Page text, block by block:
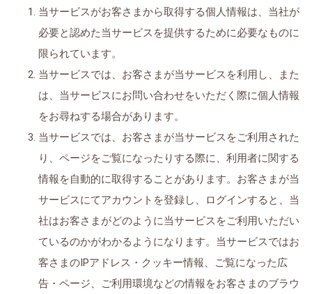
当サービスがお客さまから取得する個人情報は、当社が
必要と認めた当サービスを提供するために必要なものに
限られています。
当サービスでは、お客さまが当サービスを利用し、また
は、当サービスにお問い合わせをいただく際に個人情報
をお尋ねする場合があります。
当サービスでは、お客さまが当サービスをご利用された
り、ページをご覧になったりする際に、利用者に関する
情報を自動的に取得することがあります。お客さまが当
サービスにてアカウントを登録し、ログインすると、当
社はお客さまがどのように当サービスをご利用いただい
ているのかがわかるようになります。当サービスではお
客さまのIPアドレス・クッキー情報、ご覧になった広
告・ページ、ご利用環境などの情報をお客さまのブラウ